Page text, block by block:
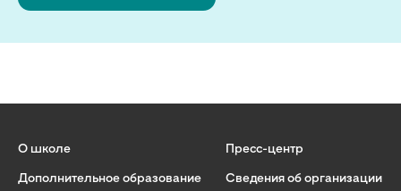
О школе
Дополнительное образование
Пресс-центр
Сведения об организации